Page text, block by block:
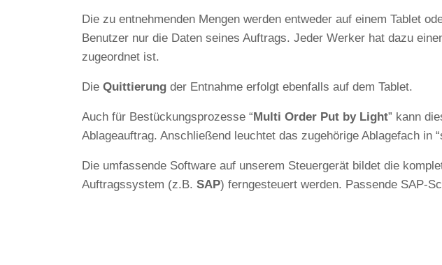
Die zu entnehmenden Mengen werden entweder auf einem Tablet
Benutzer nur die Daten seines Auftrags. Jeder Werker hat dazu
zugeordnet ist.
Die Quittierung der Entnahme erfolgt ebenfalls auf dem Tablet.
Auch für Bestückungsprozesse “Multi Order Put by Light” kann
Ablageauftrag. Anschließend leuchtet das zugehörige Ablagefach in
Die umfassende Software auf unserem Steuergerät bildet die
Auftragssystem (z.B. SAP) ferngesteuert werden. Passende SAP-